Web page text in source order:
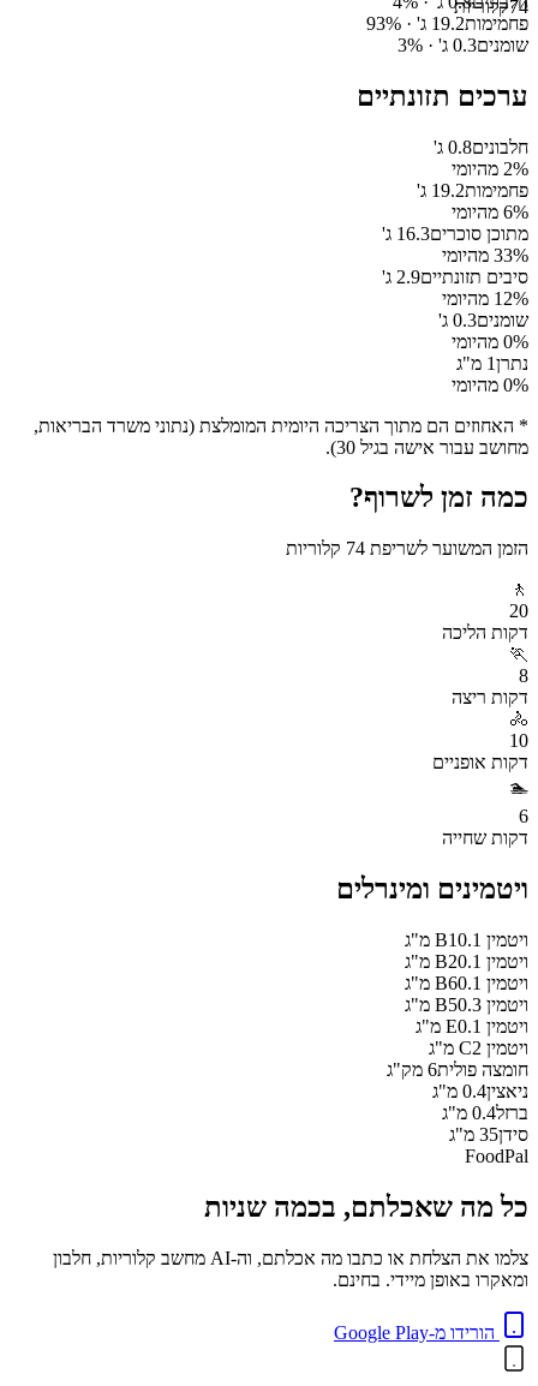
74קלוריות
פחמימות19.2 ג' · 93%
שומנים0.3 ג' · 3%
ערכים תזונתיים
חלבונים0.8 ג'
2% מהיומי
פחמימות19.2 ג'
6% מהיומי
מתוכן סוכרים16.3 ג'
33% מהיומי
סיבים תזונתיים2.9 ג'
12% מהיומי
שומנים0.3 ג'
0% מהיומי
נתרן1 מ"ג
0% מהיומי
* האחוזים הם מתוך הצריכה היומית המומלצת (נתוני משרד הבריאות,
מחושב עבור אישה בגיל 30).
כמה זמן לשרוף?
הזמן המשוער לשריפת 74 קלוריות
🚶
20
דקות הליכה
🏃
8
דקות ריצה
🚴
10
דקות אופניים
🏊
6
דקות שחייה
ויטמינים ומינרלים
ויטמין B1 0.1
מ"ג
ויטמין B2 0.1
מ"ג
ויטמין B6 0.1
מ"ג
ויטמין B5 0.3
מ"ג
ויטמין E 0.1
מ"ג
ויטמין C 2
מ"ג
חומצה פולית6 מק"ג
ניאצין0.4 מ"ג
ברזל0.4 מ"ג
סידן35 מ"ג
FoodPal
כל מה שאכלתם, בכמה שניות
צלמו את הצלחת או כתבו מה אכלתם, וה-AI מחשב קלוריות, חלבון
ומאקרו באופן מיידי. בחינם.
הורידו מ-Google Play